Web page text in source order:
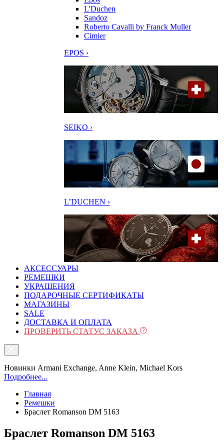
L'Duchen
Sandoz
Roberto Cavalli by Franck Muller
Cimier
EPOS ›
SEIKO ›
L’DUCHEN ›
АКСЕССУАРЫ
РЕМЕШКИ
УКРАШЕНИЯ
ПОДАРОЧНЫЕ СЕРТИФИКАТЫ
МАГАЗИНЫ
SALE
ДОСТАВКА И ОПЛАТА
ПРОВЕРИТЬ СТАТУС ЗАКАЗА
Новинки Armani Exchange, Anne Klein, Michael Kors
Подробнее...
Главная
Ремешки
Браслет Romanson DM 5163
Браслет Romanson DM 5163